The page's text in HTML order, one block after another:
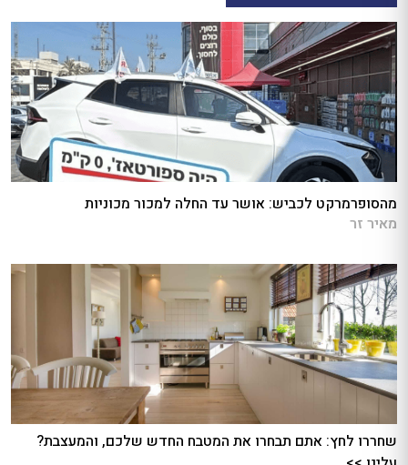
מהסופרמרקט לכביש: אושר עד החלה למכור מכוניות
מאיר זר
שחררו לחץ: אתם תבחרו את המטבח החדש שלכם, והמעצבת?